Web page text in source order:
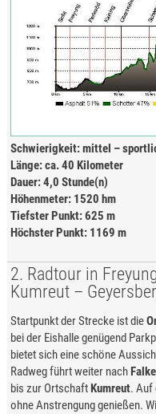
Schwierigkeit: mittel –
Länge: ca. 40 Kilometer
Dauer: 4,0 Stunde(n)
Höhenmeter: 1520 hm
Tiefster Punkt: 625 m
Höchster Punkt: 1169 m
2. Radtour in
Kumreut –
Startpunkt der Strecke ist die
bei der Eishalle genügend
bietet sich eine schöne
Radweg führt weiter nach
bis zur Ortschaft Kumreut. Auf
ohne Anstrengung genießen.